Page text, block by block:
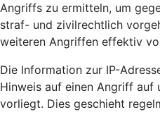
Angriffs zu ermitteln, um
straf- und zivilrechtlich
weiteren Angriffen effektiv
Die Information zur IP-
Hinweis auf einen Angriff auf
vorliegt. Dies geschieht